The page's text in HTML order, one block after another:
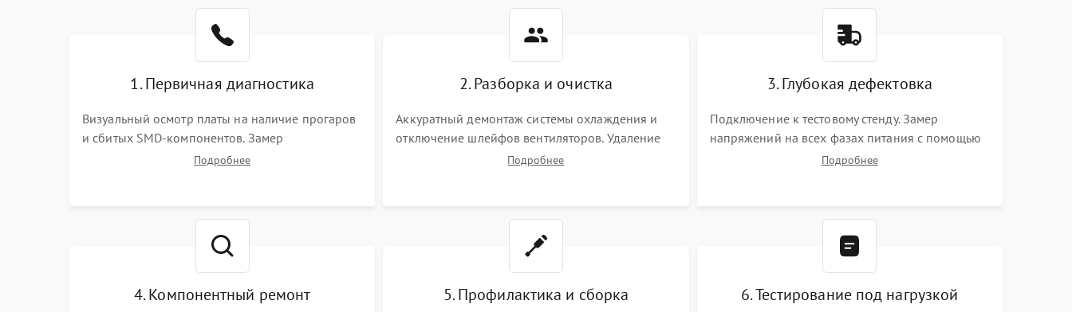
1. Первичная диагностика
Визуальный осмотр платы на наличие прогаров
и сбитых SMD-компонентов. Замер
сопротивлений на линиях питания PCI-E и
Подробнее
2. Разборка и очистка
Аккуратный демонтаж системы охлаждения и
отключение шлейфов вентиляторов. Удаление
старой термопасты с кристалла графического
Подробнее
3. Глубокая дефектовка
Подключение к тестовому стенду. Замер
напряжений на всех фазах питания с помощью
осциллографа. Проверка инициализации.
Подробнее
4. Компонентный ремонт 5. Профилактика и сборка 6. Тестирование под нагрузкой